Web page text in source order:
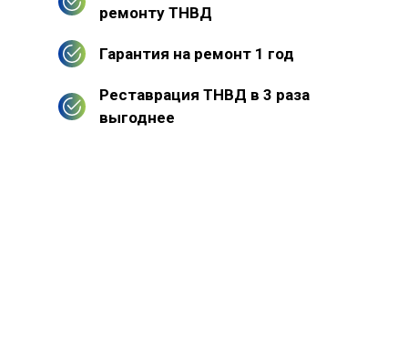
ремонту ТНВД
Гарантия на ремонт 1 год
Реставрация ТНВД в 3 раза
выгоднее